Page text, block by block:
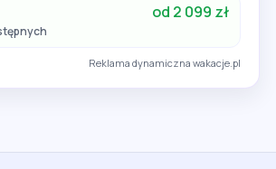
od 2 099 zł
Reklama dynamiczna wakacje.pl